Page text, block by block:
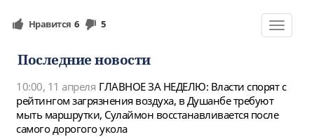
Toggle
Нравится 6 5
Последние новости
10:00, 11 апреля ГЛАВНОЕ ЗА НЕДЕЛЮ: Власти спорят с
рейтингом загрязнения воздуха, в Душанбе требуют
мыть маршрутки, Сулаймон восстанавливается после
самого дорогого укола